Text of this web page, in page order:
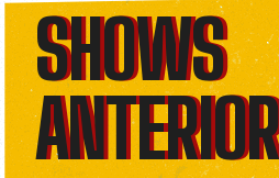
SHOWS
SHOWS